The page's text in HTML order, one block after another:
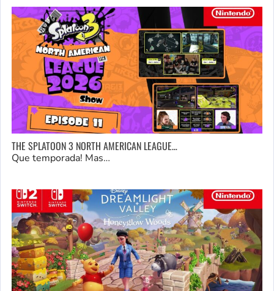
THE SPLATOON 3 NORTH AMERICAN LEAGUE…
Que temporada! Mas…